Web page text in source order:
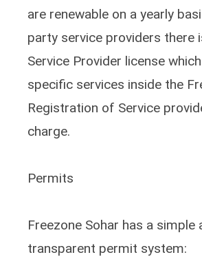
are renewable on a yearly
party service providers there
Service Provider license
specific services inside the
Registration of Service
charge.
Permits
Freezone Sohar has a simple
transparent permit system: